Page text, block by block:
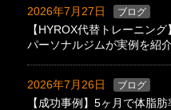
2026年7月27日 ブログ
【HYROX代替トレーニン
パーソナルジムが実例を紹
2026年7月26日 ブログ
【成功事例】5ヶ月で体脂